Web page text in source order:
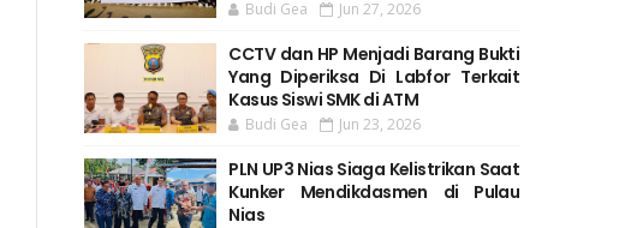
Budi Gea Jun 27, 2026
CCTV dan HP Menjadi Barang Bukti
Yang Diperiksa Di Labfor Terkait
Kasus Siswi SMK di ATM
Budi Gea Jun 23, 2026
PLN UP3 Nias Siaga Kelistrikan Saat
Kunker Mendikdasmen di Pulau
Nias